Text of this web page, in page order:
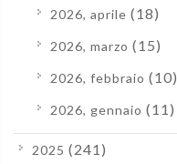
2026, aprile (18)
2026, marzo (15)
2026, febbraio (10)
2026, gennaio (11)
2025 (241)